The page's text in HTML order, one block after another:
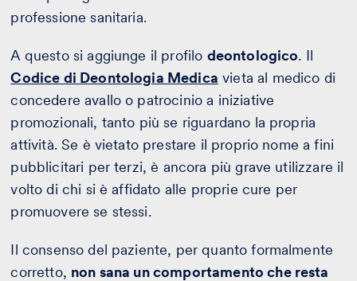
professione sanitaria.
A questo si aggiunge il profilo deontologico. Il
Codice di Deontologia Medica vieta al medico di
concedere avallo o patrocinio a iniziative
promozionali, tanto più se riguardano la propria
attività. Se è vietato prestare il proprio nome a fini
pubblicitari per terzi, è ancora più grave utilizzare il
volto di chi si è affidato alle proprie cure per
promuovere se stessi.
Il consenso del paziente, per quanto formalmente
corretto, non sana un comportamento che resta